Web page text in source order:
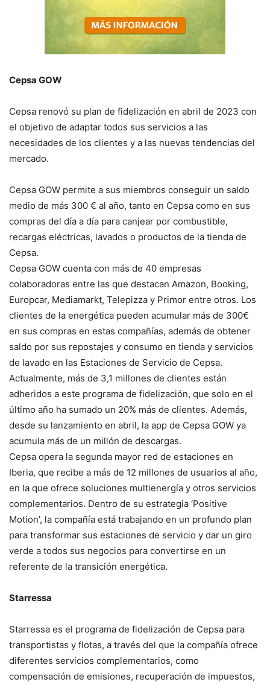
Cepsa GOW
Cepsa renovó su plan de fidelización en abril de 2023 con
el objetivo de adaptar todos sus servicios a las
necesidades de los clientes y a las nuevas tendencias del
mercado.
Cepsa GOW permite a sus miembros conseguir un saldo
medio de más 300 € al año, tanto en Cepsa como en sus
compras del día a día para canjear por combustible,
recargas eléctricas, lavados o productos de la tienda de
Cepsa.
Cepsa GOW cuenta con más de 40 empresas
colaboradoras entre las que destacan Amazon, Booking,
Europcar, Mediamarkt, Telepizza y Primor entre otros. Los
clientes de la energética pueden acumular más de 300€
en sus compras en estas compañías, además de obtener
saldo por sus repostajes y consumo en tienda y servicios
de lavado en las Estaciones de Servicio de Cepsa.
Actualmente, más de 3,1 millones de clientes están
adheridos a este programa de fidelización, que solo en el
último año ha sumado un 20% más de clientes. Además,
desde su lanzamiento en abril, la app de Cepsa GOW ya
acumula más de un millón de descargas.
Cepsa opera la segunda mayor red de estaciones en
Iberia, que recibe a más de 12 millones de usuarios al año,
en la que ofrece soluciones multienergía y otros servicios
complementarios. Dentro de su estrategia ‘Positive
Motion’, la compañía está trabajando en un profundo plan
para transformar sus estaciones de servicio y dar un giro
verde a todos sus negocios para convertirse en un
referente de la transición energética.
Starressa
Starressa es el programa de fidelización de Cepsa para
transportistas y flotas, a través del que la compañía ofrece
diferentes servicios complementarios, como
compensación de emisiones, recuperación de impuestos,